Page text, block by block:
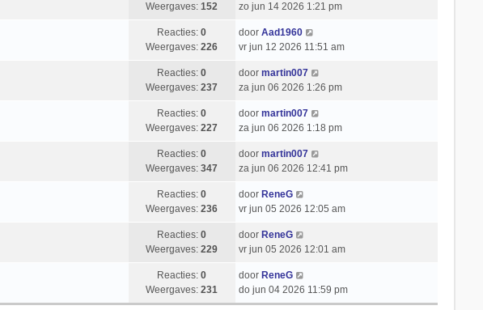
Weergaves:152
zo jun 14 2026 1:21 pm
Reacties:0
Weergaves:226
door Aad1960
vr jun 12 2026 11:51 am
Reacties:0
Weergaves:237
door martin007
za jun 06 2026 1:26 pm
Reacties:0
Weergaves:227
door martin007
za jun 06 2026 1:18 pm
Reacties:0
Weergaves:347
door martin007
za jun 06 2026 12:41 pm
Reacties:0
Weergaves:236
door ReneG
vr jun 05 2026 12:05 am
Reacties:0
Weergaves:229
door ReneG
vr jun 05 2026 12:01 am
Reacties:0
Weergaves:231
door ReneG
do jun 04 2026 11:59 pm